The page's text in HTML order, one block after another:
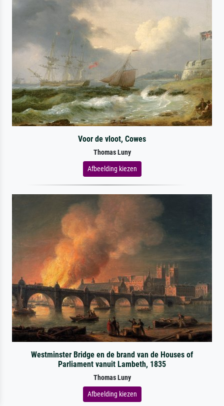
Voor de vloot, Cowes
Thomas Luny
Afbeelding kiezen
Westminster Bridge en de brand van de Houses of
Parliament vanuit Lambeth, 1835
Thomas Luny
Afbeelding kiezen